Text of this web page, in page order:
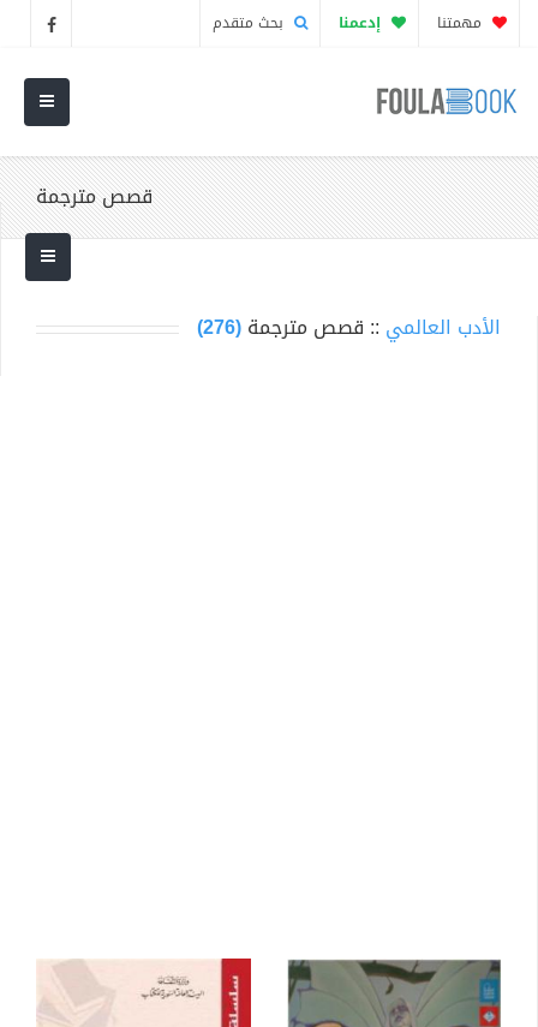
مهمتنا إدعمنا بحث متقدم
قصص مترجمة
الأدب العالمي :: قصص مترجمة(276)